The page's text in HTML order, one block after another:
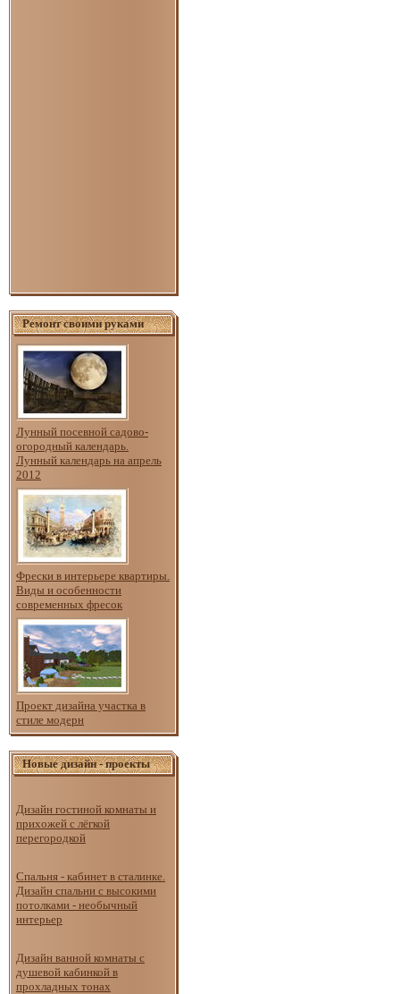
Ремонт своими руками
Лунный посевной садово-
огородный календарь.
Лунный календарь на апрель
2012
Фрески в интерьере квартиры.
Виды и особенности
современных фресок
Проект дизайна участка в
стиле модерн
Новые дизайн - проекты
Дизайн гостиной комнаты и
прихожей с лёгкой
перегородкой
Спальня - кабинет в сталинке.
Дизайн спальни с высокими
потолками - необычный
интерьер
Дизайн ванной комнаты с
душевой кабинкой в
прохладных тонах